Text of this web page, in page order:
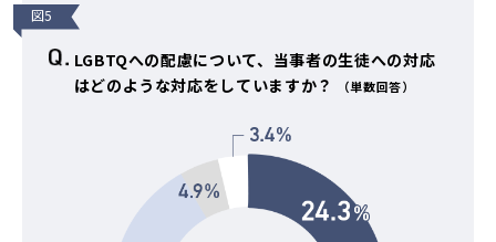
図5
LGBTQへの配慮について、当事者の生徒への対応
はどのような対応をしていますか？
（単数回答）